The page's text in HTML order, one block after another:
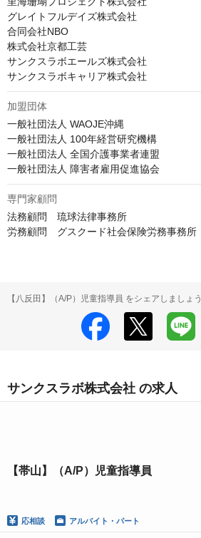
グレイトフルデイズ株式会社
合同会社NBO
株式会社京都工芸
サンクスラボエールズ株式会社
サンクスラボキャリア株式会社
加盟団体
一般社団法人 WAOJE沖縄
一般社団法人 100年経営研究機構
一般社団法人 全国介護事業者連盟
一般社団法人 障害者雇用促進協会
専門家顧問
法務顧問　琉球法律事務所
労務顧問　グスクード社会保険労務事務所
【八反田】（A/P）児童指導員 をシェアしましょう
サンクスラボ株式会社 の求人
【帯山】（A/P）児童指導員
応相談 アルバイト・パート